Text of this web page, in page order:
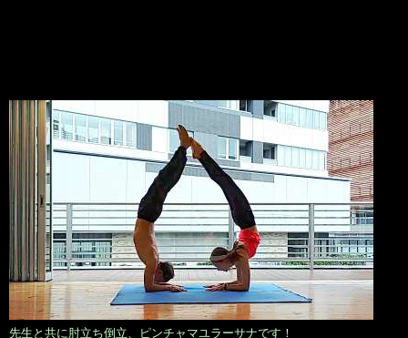
先生と共に肘立ち倒立、ピンチャマユラーサナです！